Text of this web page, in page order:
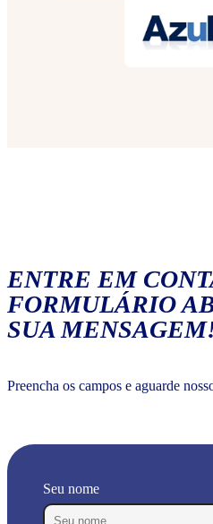
ENTRE EM
FORMULÁRIO
SUA
Preencha os campos e aguarde
Seu nome